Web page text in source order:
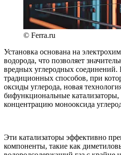
© Ferra.ru
Установка основана на
водорода, что позволяет
вредных углеродных соединений.
традиционных способов, при
оксиды углерода, новая
бифункциональные
концентрацию монооксида
Эти катализаторы эффективно
компоненты, такие как